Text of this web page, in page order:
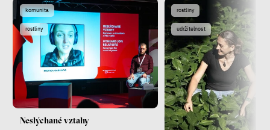
láska technologie
Nová pravidla – o světě
pro jedno procento
s Ondřejem Slačálkem,
komunita
rostliny
Neslýchané vztahy
rostliny
udržitelnost